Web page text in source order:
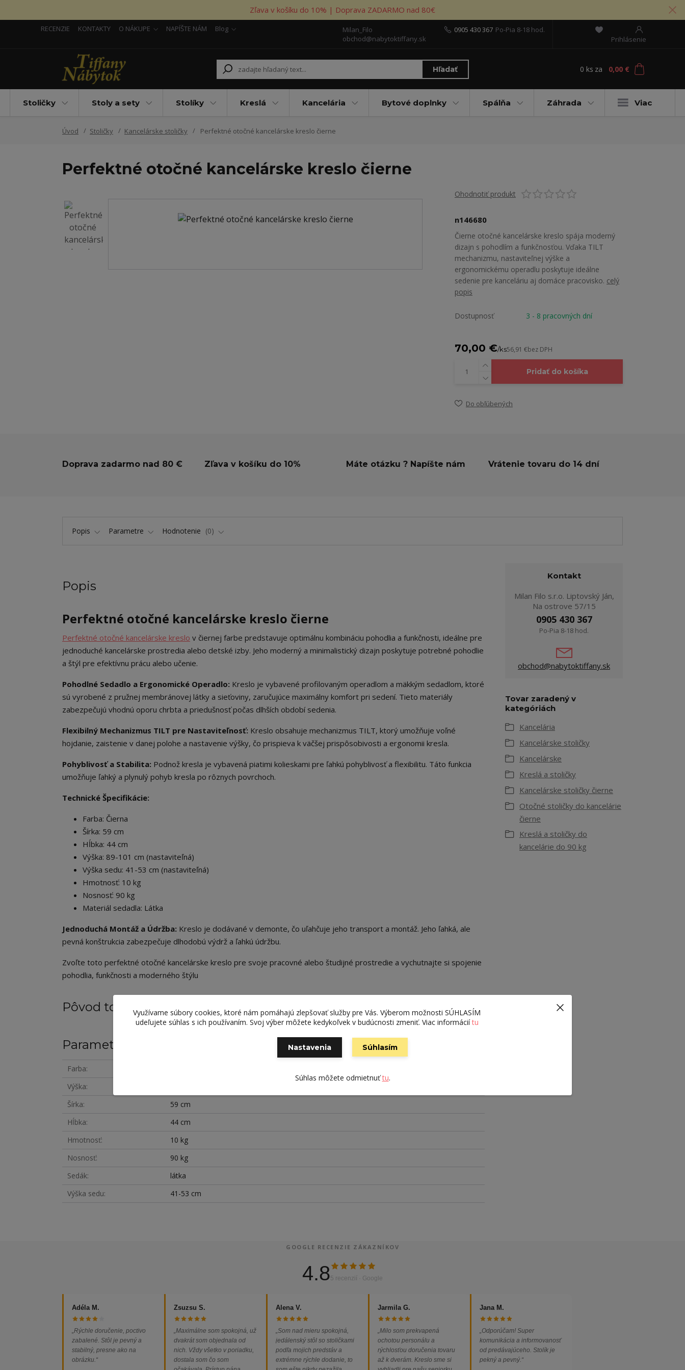
Zľava v košíku do 10% | Doprava ZADARMO nad 80€
RECENZIE KONTAKTY O NÁKUPE NAPÍŠTE NÁM
Blog
Prihlásenie
Hľadať
Milan_Filo
obchod@nabytoktiffany.sk
0905 430 367 Po-Pia 8-18 hod.
0 ks za 0,00 €
Stoličky Stoly a sety Stolíky Kreslá Kancelária Bytové doplnky Spálňa Záhrada Viac
Úvod Stoličky Kancelárske stoličky Perfektné otočné kancelárske kreslo čierne
Perfektné otočné kancelárske kreslo čierne
Ohodnotiť produkt
n146680
Čierne otočné kancelárske kreslo spája moderný
dizajn s pohodlím a funkčnosťou. Vďaka TILT
mechanizmu, nastaviteľnej výške a
ergonomickému operadlu poskytuje ideálne
sedenie pre kanceláriu aj domáce pracovisko. celý
popis
Dostupnosť 3 - 8 pracovných dní
70,00 €/ks56,91 €bez DPH
Pridať do košíka
Do obľúbených
Doprava zadarmo nad 80 € Zľava v košíku do 10% Máte otázku ? Napíšte nám Vrátenie tovaru do 14 dní
Popis Parametre Hodnotenie 0
Popis
Perfektné otočné kancelárske kreslo čierne
Perfektné otočné kancelárske kreslo v čiernej farbe predstavuje optimálnu kombináciu pohodlia a funkčnosti, ideálne pre
jednoduché kancelárske prostredia alebo detské izby. Jeho moderný a minimalistický dizajn poskytuje potrebné pohodlie
a štýl pre efektívnu prácu alebo učenie.
Pohodlné Sedadlo a Ergonomické Operadlo: Kreslo je vybavené profilovaným operadlom a mäkkým sedadlom, ktoré
sú vyrobené z pružnej membránovej látky a sieťoviny, zaručujúce maximálny komfort pri sedení. Tieto materiály
zabezpečujú vhodnú oporu chrbta a priedušnosť počas dlhších období sedenia.
Flexibilný Mechanizmus TILT pre Nastaviteľnosť: Kreslo obsahuje mechanizmus TILT, ktorý umožňuje voľné
hojdanie, zaistenie v danej polohe a nastavenie výšky, čo prispieva k väčšej prispôsobivosti a ergonomii kresla.
Pohyblivosť a Stabilita: Podnož kresla je vybavená piatimi kolieskami pre ľahkú pohyblivosť a flexibilitu. Táto funkcia
umožňuje ľahký a plynulý pohyb kresla po rôznych povrchoch.
Technické Špecifikácie:
Farba: Čierna
Šírka: 59 cm
Hĺbka: 44 cm
Výška: 89-101 cm (nastaviteľná)
Výška sedu: 41-53 cm (nastaviteľná)
Hmotnosť: 10 kg
Nosnosť: 90 kg
Materiál sedadla: Látka
Jednoduchá Montáž a Údržba: Kreslo je dodávané v demonte, čo uľahčuje jeho transport a montáž. Jeho ľahká, ale
pevná konštrukcia zabezpečuje dlhodobú výdrž a ľahkú údržbu.
Zvoľte toto perfektné otočné kancelárske kreslo pre svoje pracovné alebo študijné prostredie a vychutnajte si spojenie
pohodlia, funkčnosti a moderného štýlu
Pôvod tovaru
Parametre
Farba
Výška
Šírka
59 cm
Hĺbka
44 cm
Hmotnosť
10 kg
Nosnosť
90 kg
Sedák
látka
Výška sedu
41-53 cm
Kontakt
Milan Filo s.r.o. Liptovský Ján,
Na ostrove 57/15
0905 430 367
Po-Pia 8-18 hod.
obchod@nabytoktiffany.sk
Tovar zaradený v
kategóriách
Kancelária
Kancelárske stoličky
Kancelárske
Kreslá a stoličky
Kancelárske stoličky čierne
Otočné stoličky do kancelárie
čierne
Kreslá a stoličky do
kancelárie do 90 kg
GOOGLE RECENZIE ZÁKAZNÍKOV
4.85 recenzií · Google
Adéla M.
„Rýchle doručenie, poctivo
zabalené. Stôl je pevný a
stabilný, presne ako na
obrázku.“
Zsuzsu S.
„Maximálne som spokojná, už
dvakrát som objednala od
nich. Vždy všetko v poriadku,
dostala som čo som
Alena V.
„Som nad mieru spokojná,
jedálenský stôl so stoličkami
podľa mojich predstáv a
extrémne rýchle dodanie, to
Jarmila G.
„Milo som prekvapená
ochotou personálu a
rýchlosťou doručenia tovaru
až k dverám. Kreslo sme si
Jana M.
„Odporúčam! Super
komunikácia a informovanosť
od predávajúceho. Stolík je
pekný a pevný.“
Využívame súbory cookies, ktoré nám pomáhajú zlepšovať služby pre Vás. Výberom možnosti SÚHLASÍM
udeľujete súhlas s ich používaním. Svoj výber môžete kedykoľvek v budúcnosti zmeniť. Viac informáciítu
Nastavenia Súhlasím
Súhlas môžete odmietnuťtu.